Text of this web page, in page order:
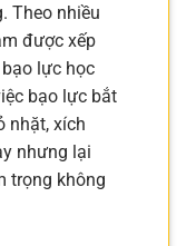
Theo nhiều
được xếp
lực học
bạo lực bắt
nhặt, xích
nhưng lại
trọng không